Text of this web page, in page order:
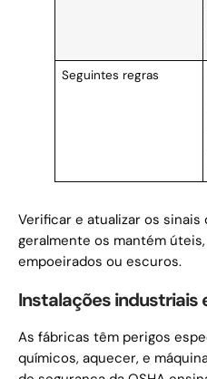
Seguintes regras
Verificar e atualizar os sinais
geralmente os mantém
empoeirados ou escuros.
Instalações industriais
As fábricas têm perigos
químicos, aquecer, e